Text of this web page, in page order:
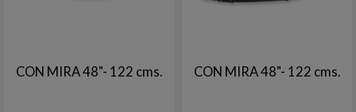
CON MIRA 48"- 122 cms. CON MIRA 48"- 122 cms.